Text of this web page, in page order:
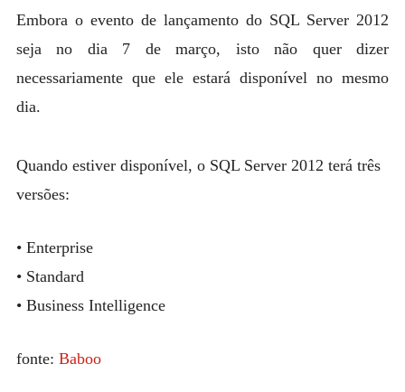
Embora o evento de lançamento do SQL Server 2012
seja no dia 7 de março, isto não quer dizer
necessariamente que ele estará disponível no mesmo
dia.
Quando estiver disponível, o SQL Server 2012 terá três
versões:
• Enterprise
• Standard
• Business Intelligence
fonte: Baboo